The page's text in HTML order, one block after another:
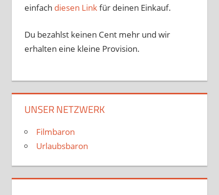
einfach diesen Linkfür deinen Einkauf.
Du bezahlst keinen Cent mehr und wir
erhalten eine kleine Provision.
UNSER NETZWERK
Filmbaron
Urlaubsbaron